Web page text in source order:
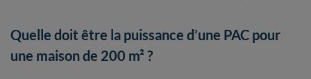
Quelle doit être la puissance d’une PAC pour
une maison de 200 m² ?